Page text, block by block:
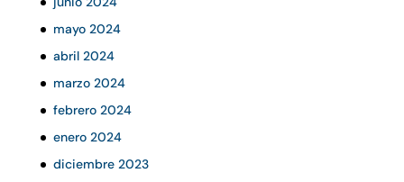
mayo 2024
abril 2024
marzo 2024
febrero 2024
enero 2024
diciembre 2023